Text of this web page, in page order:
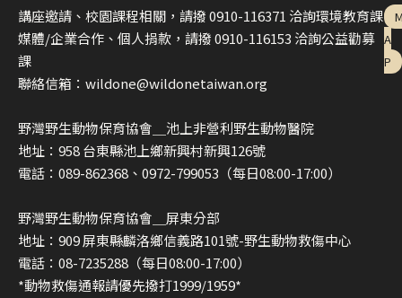
講座邀請、校園課程相關，請撥 0910-116371 洽詢環境教育課
媒體/企業合作、個人捐款，請撥 0910-116153 洽詢公益勸募
課
聯絡信箱：wildone@wildonetaiwan.org
野灣野生動物保育協會＿池上非營利野生動物醫院
地址：958 台東縣池上鄉新興村新興126號
電話：089-862368、0972-799053（每日08:00-17:00）
野灣野生動物保育協會＿屏東分部
地址：909 屏東縣麟洛鄉信義路101號-野生動物救傷中心
電話：08-7235288（每日08:00-17:00）
*動物救傷通報請優先撥打1999/1959*
A
P